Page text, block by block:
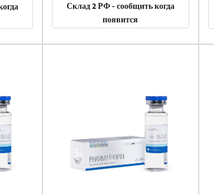
Склад 2 РФ - сообщить когда
появится